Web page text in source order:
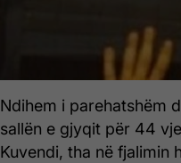
Ndihem i parehatshëm
sallën e gjyqit për 44
Kuvendi, tha në fjalimin